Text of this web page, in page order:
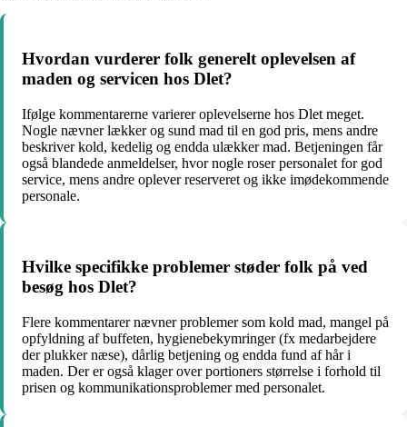
Hvordan vurderer folk generelt oplevelsen af
maden og servicen hos Dlet?
Ifølge kommentarerne varierer oplevelserne hos Dlet meget.
Nogle nævner lækker og sund mad til en god pris, mens andre
beskriver kold, kedelig og endda ulækker mad. Betjeningen får
også blandede anmeldelser, hvor nogle roser personalet for god
service, mens andre oplever reserveret og ikke imødekommende
personale.
Hvilke specifikke problemer støder folk på ved
besøg hos Dlet?
Flere kommentarer nævner problemer som kold mad, mangel på
opfyldning af buffeten, hygienebekymringer (fx medarbejdere
der plukker næse), dårlig betjening og endda fund af hår i
maden. Der er også klager over portioners størrelse i forhold til
prisen og kommunikationsproblemer med personalet.